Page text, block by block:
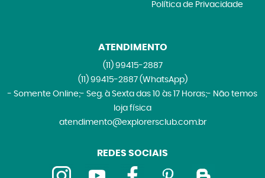
Política de Privacidade
ATENDIMENTO
(11)99415-2887
(11)99415-2887 (WhatsApp)
- Somente Online;- Seg. à Sexta das 10 às 17 Horas;- Não temos
loja física
atendimento@explorersclub.com.br
REDES SOCIAIS